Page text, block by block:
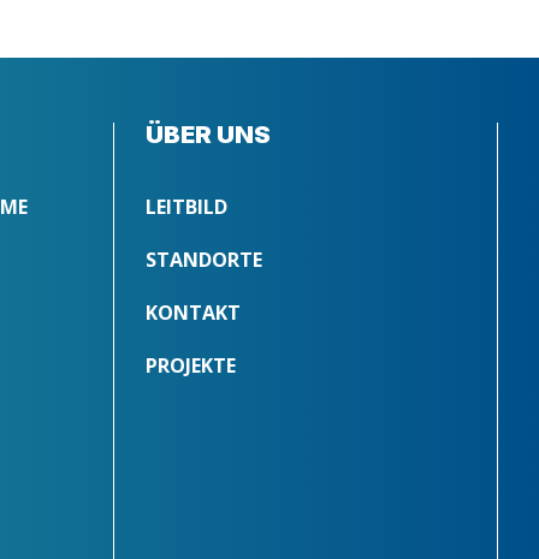
ÜBER UNS
LEITBILD
STANDORTE
KONTAKT
PROJEKTE